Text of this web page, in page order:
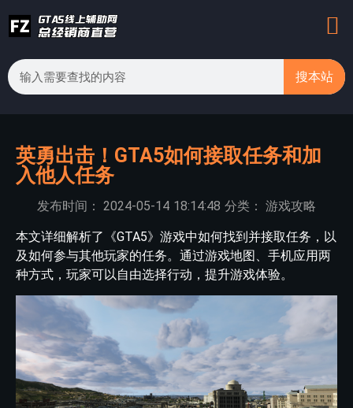
搜本站
英勇出击！GTA5如何接取任务和加
入他人任务
发布时间： 2024-05-14 18:14:48 分类： 游戏攻略
本文详细解析了《GTA5》游戏中如何找到并接取任务，以
及如何参与其他玩家的任务。通过游戏地图、手机应用两
种方式，玩家可以自由选择行动，提升游戏体验。